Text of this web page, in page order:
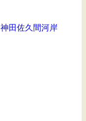
神田佐久間河岸